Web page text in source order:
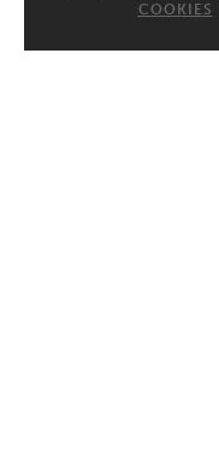
COOKIES